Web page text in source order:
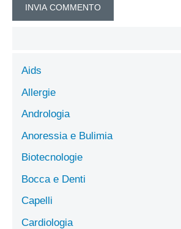
Aids
Allergie
Andrologia
Anoressia e Bulimia
Biotecnologie
Bocca e Denti
Capelli
Cardiologia